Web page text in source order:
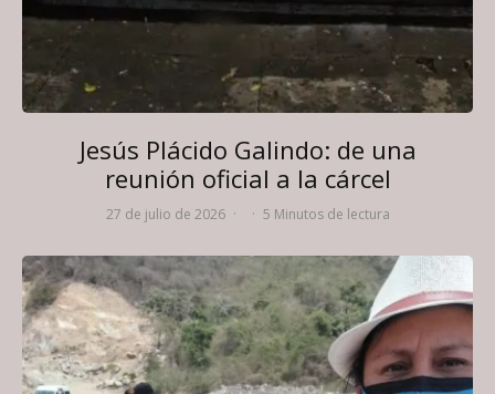
Jesús Plácido Galindo: de una
reunión oficial a la cárcel
27 de julio de 2026 · · 5 Minutos de lectura